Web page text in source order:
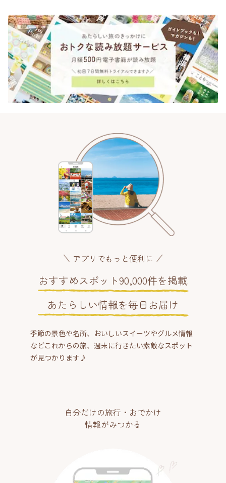
アプリでもっと便利に
おすすめスポット90,000件を掲載
あたらしい情報を毎日お届け
季節の景色や名所、おいしいスイーツやグルメ情報
などこれからの旅、週末に行きたい素敵なスポット
が見つかります♪
自分だけの旅行・おでかけ
情報がみつかる